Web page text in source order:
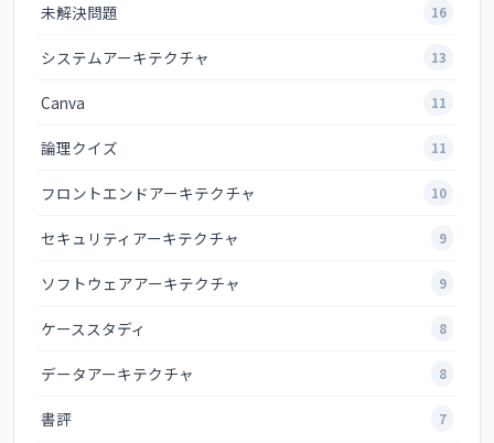
未解決問題 16
システムアーキテクチャ 13
Canva 11
論理クイズ 11
フロントエンドアーキテクチャ 10
セキュリティアーキテクチャ 9
ソフトウェアアーキテクチャ 9
ケーススタディ 8
データアーキテクチャ 8
書評 7